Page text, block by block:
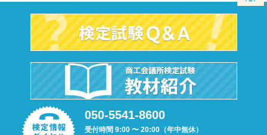
050-5541-8600
受付時間 9:00 〜 20:00（年中無休）